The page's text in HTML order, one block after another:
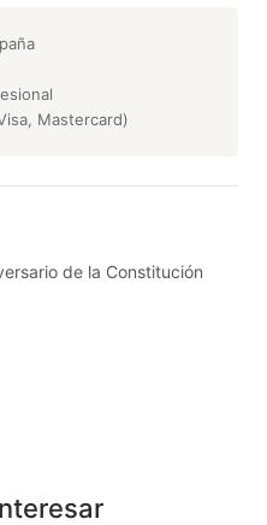
Mastercard)
de la Constitución